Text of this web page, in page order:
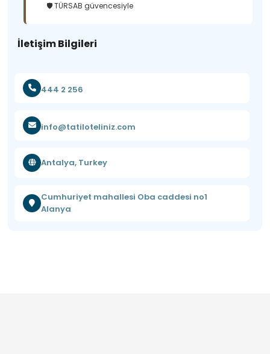
🛡️ TÜRSAB güvencesiyle
İletişim Bilgileri
444 2 256
info@tatiloteliniz.com
Antalya, Turkey
Cumhuriyet mahallesi Oba caddesi no1
Alanya